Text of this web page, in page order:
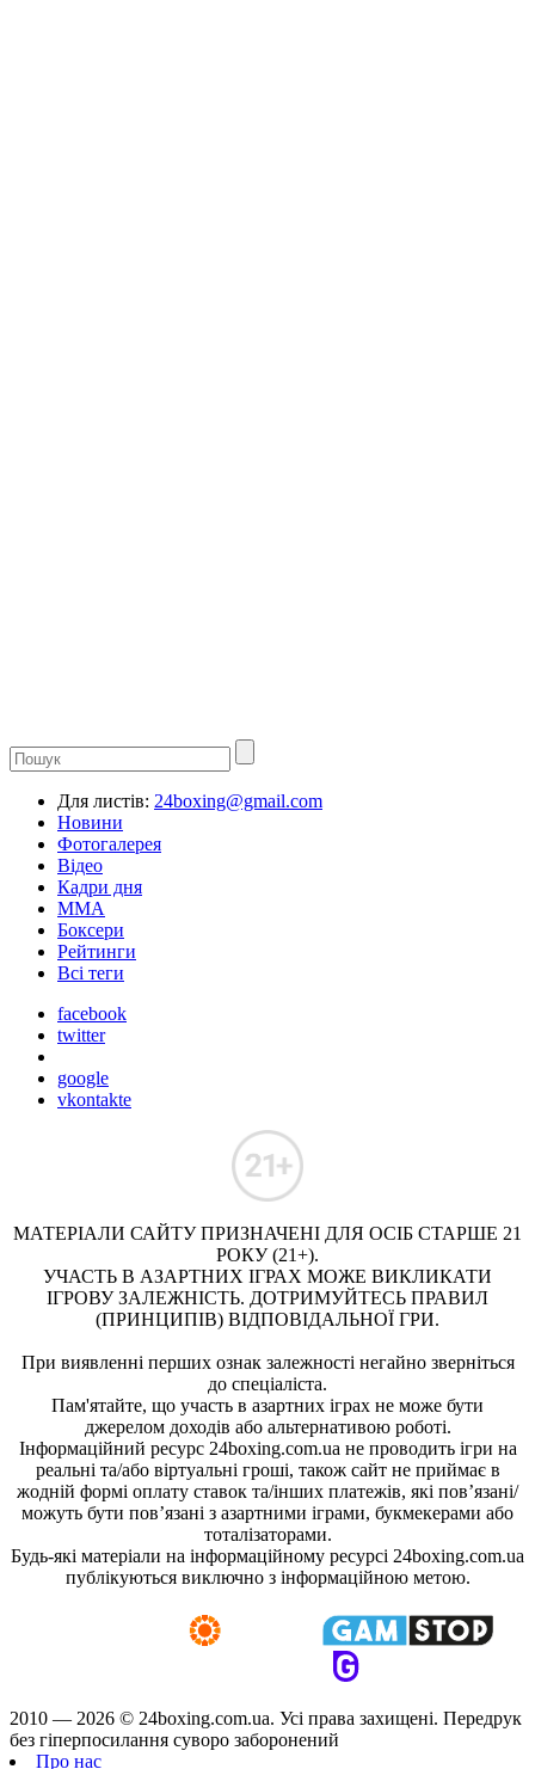
Для листів: 24boxing@gmail.com
Новини
Фотогалерея
Відео
Кадри дня
ММА
Боксери
Рейтинги
Всі теги
facebook
twitter
google
vkontakte
МАТЕРІАЛИ САЙТУ ПРИЗНАЧЕНІ ДЛЯ ОСІБ СТАРШЕ 21
РОКУ (21+).
УЧАСТЬ В АЗАРТНИХ ІГРАХ МОЖЕ ВИКЛИКАТИ
ІГРОВУ ЗАЛЕЖНІСТЬ. ДОТРИМУЙТЕСЬ ПРАВИЛ
(ПРИНЦИПІВ) ВІДПОВІДАЛЬНОЇ ГРИ.
При виявленні перших ознак залежності негайно зверніться
до спеціаліста.
Пам'ятайте, що участь в азартних іграх не може бути
джерелом доходів або альтернативою роботі.
Інформаційний ресурс 24boxing.com.ua не проводить ігри на
реальні та/або віртуальні гроші, також сайт не приймає в
жодній формі оплату ставок та/інших платежів, які пов’язані/
можуть бути пов’язані з азартними іграми, букмекерами або
тоталізаторами.
Будь-які матеріали на інформаційному ресурсі 24boxing.com.ua
публікуються виключно з інформаційною метою.
2010 — 2026 © 24boxing.com.ua. Усi права захищенi. Передрук
без гіперпосилання суворо заборонений
Про нас